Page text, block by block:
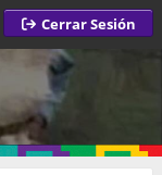
Cerrar Sesión